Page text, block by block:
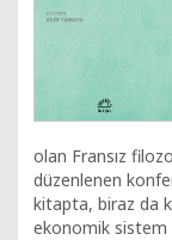
olan Fransız
düzenlenen
kitapta, biraz da
ekonomik sistem